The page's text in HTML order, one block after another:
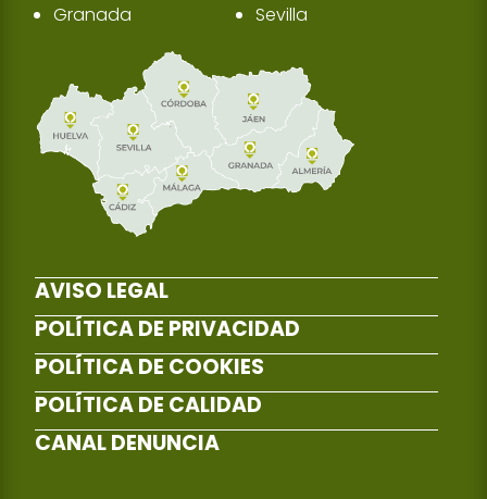
Granada
Sevilla
AVISO LEGAL
POLÍTICA DE PRIVACIDAD
POLÍTICA DE COOKIES
POLÍTICA DE CALIDAD
CANAL DENUNCIA